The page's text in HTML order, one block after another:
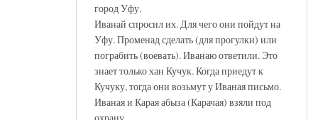
город Уфу.
Иванай спросил их. Для чего они пойдут на
Уфу. Променад сделать (для прогулки) или
пограбить (воевать). Иванаю ответили. Это
знает только хан Кучук. Когда приедут к
Кучуку, тогда они возьмут у Иваная письмо.
Иваная и Карая абыза (Карачая) взяли под